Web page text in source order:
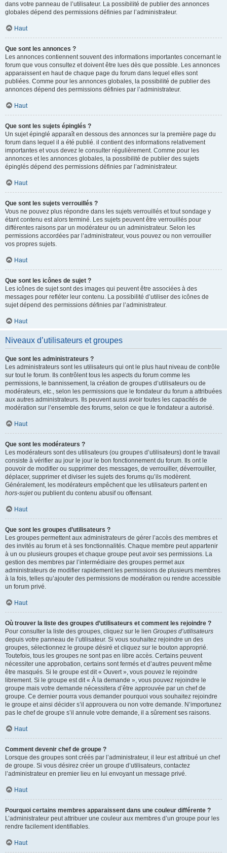
dans votre panneau de l’utilisateur. La possibilité de publier des annonces
globales dépend des permissions définies par l’administrateur.
Haut
Que sont les annonces ?
Les annonces contiennent souvent des informations importantes concernant le
forum que vous consultez et doivent être lues dès que possible. Les annonces
apparaissent en haut de chaque page du forum dans lequel elles sont
publiées. Comme pour les annonces globales, la possibilité de publier des
annonces dépend des permissions définies par l’administrateur.
Haut
Que sont les sujets épinglés ?
Un sujet épinglé apparaît en dessous des annonces sur la première page du
forum dans lequel il a été publié. il contient des informations relativement
importantes et vous devez le consulter régulièrement. Comme pour les
annonces et les annonces globales, la possibilité de publier des sujets
épinglés dépend des permissions définies par l’administrateur.
Haut
Que sont les sujets verrouillés ?
Vous ne pouvez plus répondre dans les sujets verrouillés et tout sondage y
étant contenu est alors terminé. Les sujets peuvent être verrouillés pour
différentes raisons par un modérateur ou un administrateur. Selon les
permissions accordées par l’administrateur, vous pouvez ou non verrouiller
vos propres sujets.
Haut
Que sont les icônes de sujet ?
Les icônes de sujet sont des images qui peuvent être associées à des
messages pour refléter leur contenu. La possibilité d’utiliser des icônes de
sujet dépend des permissions définies par l’administrateur.
Haut
Niveaux d’utilisateurs et groupes
Que sont les administrateurs ?
Les administrateurs sont les utilisateurs qui ont le plus haut niveau de contrôle
sur tout le forum. Ils contrôlent tous les aspects du forum comme les
permissions, le bannissement, la création de groupes d’utilisateurs ou de
modérateurs, etc., selon les permissions que le fondateur du forum a attribuées
aux autres administrateurs. Ils peuvent aussi avoir toutes les capacités de
modération sur l’ensemble des forums, selon ce que le fondateur a autorisé.
Haut
Que sont les modérateurs ?
Les modérateurs sont des utilisateurs (ou groupes d’utilisateurs) dont le travail
consiste à vérifier au jour le jour le bon fonctionnement du forum. Ils ont le
pouvoir de modifier ou supprimer des messages, de verrouiller, déverrouiller,
déplacer, supprimer et diviser les sujets des forums qu’ils modèrent.
Généralement, les modérateurs empêchent que les utilisateurs partent en
hors-sujetou publient du contenu abusif ou offensant.
Haut
Que sont les groupes d’utilisateurs ?
Les groupes permettent aux administrateurs de gérer l’accès des membres et
des invités au forum et à ses fonctionnalités. Chaque membre peut appartenir
à un ou plusieurs groupes et chaque groupe peut avoir ses permissions. La
gestion des membres par l’intermédiaire des groupes permet aux
administrateurs de modifier rapidement les permissions de plusieurs membres
à la fois, telles qu’ajouter des permissions de modération ou rendre accessible
un forum privé.
Haut
Où trouver la liste des groupes d’utilisateurs et comment les rejoindre ?
Pour consulter la liste des groupes, cliquez sur le lien Groupes d’utilisateurs
depuis votre panneau de l’utilisateur. Si vous souhaitez rejoindre un des
groupes, sélectionnez le groupe désiré et cliquez sur le bouton approprié.
Toutefois, tous les groupes ne sont pas en libre accès. Certains peuvent
nécessiter une approbation, certains sont fermés et d’autres peuvent même
être masqués. Si le groupe est dit « Ouvert », vous pouvez le rejoindre
librement. Si le groupe est dit « À la demande », vous pouvez rejoindre le
groupe mais votre demande nécessitera d’être approuvée par un chef de
groupe. Ce dernier pourra vous demander pourquoi vous souhaitez rejoindre
le groupe et ainsi décider s’il approuvera ou non votre demande. N’importunez
pas le chef de groupe s’il annule votre demande, il a sûrement ses raisons.
Haut
Comment devenir chef de groupe ?
Lorsque des groupes sont créés par l’administrateur, il leur est attribué un chef
de groupe. Si vous désirez créer un groupe d’utilisateurs, contactez
l’administrateur en premier lieu en lui envoyant un message privé.
Haut
Pourquoi certains membres apparaissent dans une couleur différente ?
L’administrateur peut attribuer une couleur aux membres d’un groupe pour les
rendre facilement identifiables.
Haut